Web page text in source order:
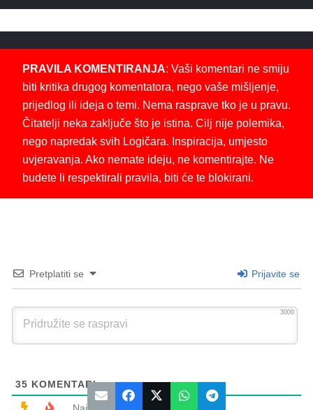
PRAVILA KOMENTIRANJA: Vaši komentari ne smiju
biti kritika drugog komentatora, nego vaše mišljenje,
prijedlog ili ideja o temi. Nema rasprave tko je u pravu.
Čitatelji neka zaključe što je istina. Cilj nije polemika,
nego napredak svih Logičara. Inspiracija, umjesto
uvjeravanja. Ako nemate ideju, ne komentirajte. Ne
budete li respektirali pravila, biti će te blokirani.
Pretplatiti se Prijavite se
3000
35 KOMENTARI
Najstariji